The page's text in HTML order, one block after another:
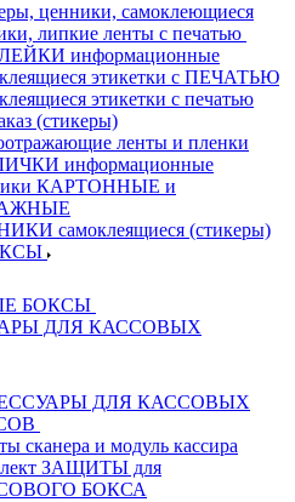
ценники, самоклеющиеся
липкие ленты с печатью
информационные
этикетки с ПЕЧАТЬЮ
этикетки с печатью
(стикеры)
ленты и пленки
информационные
КАРТОННЫЕ и
самоклеящиеся (стикеры)
БОКСЫ
ДЛЯ КАССОВЫХ
ДЛЯ КАССОВЫХ
сканера и модуль кассира
ЗАЩИТЫ для
БОКСА